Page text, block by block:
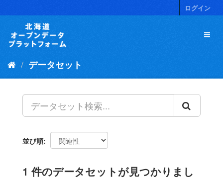
キ
ログイン
データセット
並び順
1 件のデータセットが見つかりまし